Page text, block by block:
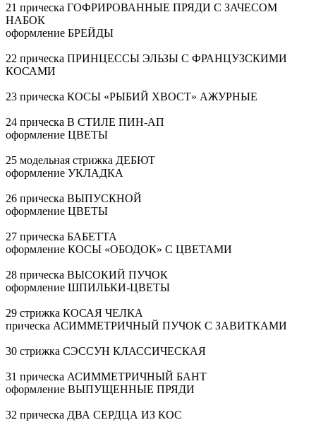
21 прическа ГОФРИРОВАННЫЕ ПРЯДИ С ЗАЧЕСОМ
НАБОК
оформление БРЕЙДЫ
22 прическа ПРИНЦЕССЫ ЭЛЬЗЫ С ФРАНЦУЗСКИМИ
КОСАМИ
23 прическа КОСЫ «РЫБИЙ ХВОСТ» АЖУРНЫЕ
24 прическа В СТИЛЕ ПИН-АП
оформление ЦВЕТЫ
25 модельная стрижка ДЕБЮТ
оформление УКЛАДКА
26 прическа ВЫПУСКНОЙ
оформление ЦВЕТЫ
27 прическа БАБЕТТА
оформление КОСЫ «ОБОДОК» С ЦВЕТАМИ
28 прическа ВЫСОКИЙ ПУЧОК
оформление ШПИЛЬКИ-ЦВЕТЫ
29 стрижка КОСАЯ ЧЕЛКА
прическа АСИММЕТРИЧНЫЙ ПУЧОК С ЗАВИТКАМИ
30 стрижка СЭССУН КЛАССИЧЕСКАЯ
31 прическа АСИММЕТРИЧНЫЙ БАНТ
оформление ВЫПУЩЕННЫЕ ПРЯДИ
32 прическа ДВА СЕРДЦА ИЗ КОС